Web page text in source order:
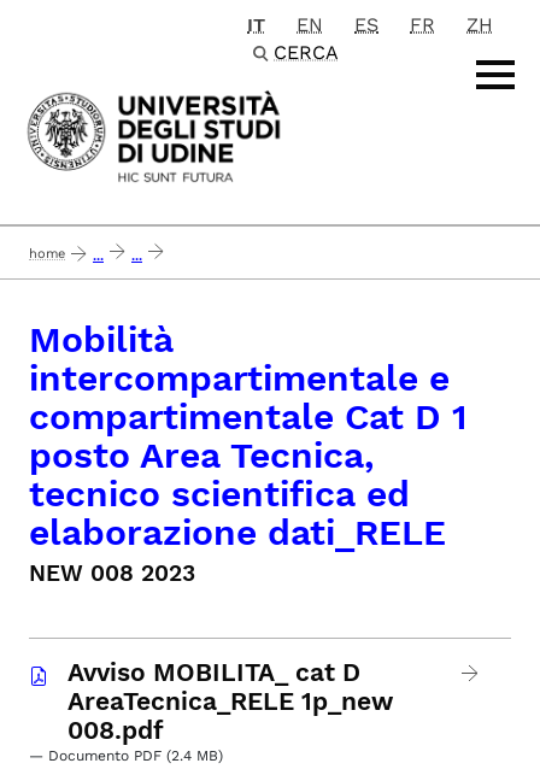
Passa al contenuto principale
IT EN ES FR
ZH
CERCA
home ... ...
Mobilità
intercompartimentale e
compartimentale Cat D 1
posto Area Tecnica,
tecnico scientifica ed
elaborazione dati_RELE
NEW 008 2023
Avviso MOBILITA_ cat D
AreaTecnica_RELE 1p_new
008.pdf
— Documento PDF (2.4 MB)